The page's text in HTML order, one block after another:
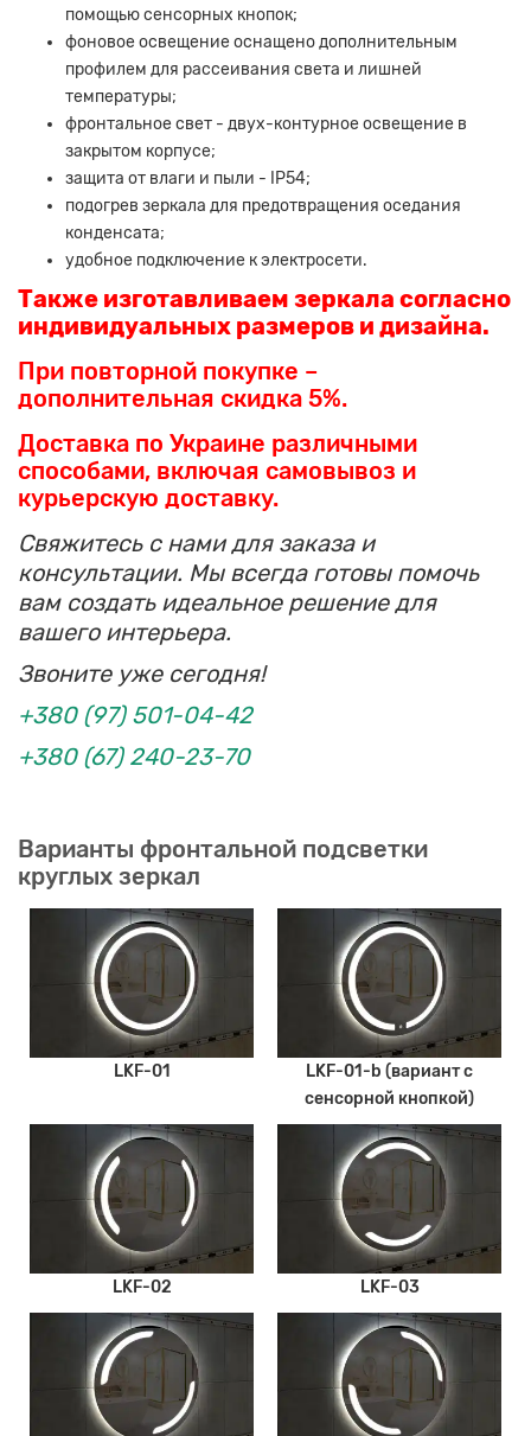
помощью сенсорных кнопок;
фоновое освещение оснащено дополнительным
профилем для рассеивания света и лишней
температуры;
фронтальное свет - двух-контурное освещение в
закрытом корпусе;
защита от влаги и пыли - IP54;
подогрев зеркала для предотвращения оседания
конденсата;
удобное подключение к электросети.
Также изготавливаем зеркала согласно
индивидуальных размеров и дизайна.
При повторной покупке –
дополнительная скидка 5%.
Доставка по Украине различными
способами, включая самовывоз и
курьерскую доставку.
Свяжитесь с нами для заказа и
консультации. Мы всегда готовы помочь
вам создать идеальное решение для
вашего интерьера.
Звоните уже сегодня!
+380 (97) 501-04-42
+380 (67) 240-23-70
Варианты фронтальной подсветки
круглых зеркал
LKF-01
LKF-01-b (вариант с
сенсорной кнопкой)
LKF-02 LKF-03